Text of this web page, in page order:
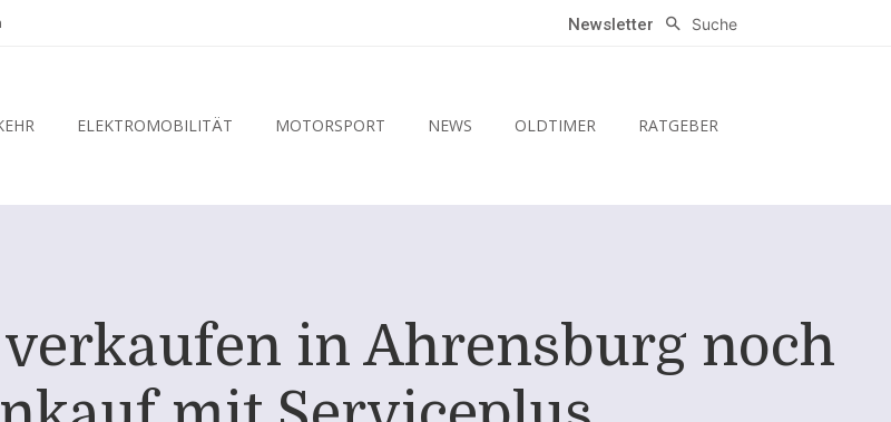
Newsletter Suche
ELEKTROMOBILITÄT MOTORSPORT NEWS OLDTIMER RATGEBER
in Ahrensburg noch